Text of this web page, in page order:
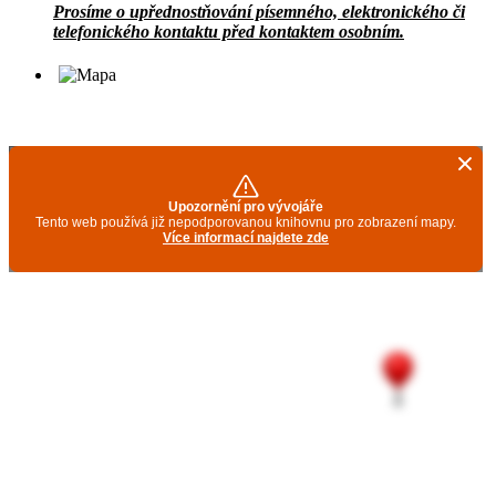
Prosíme o upřednostňování písemného, elektronického či
telefonického kontaktu před kontaktem osobním.